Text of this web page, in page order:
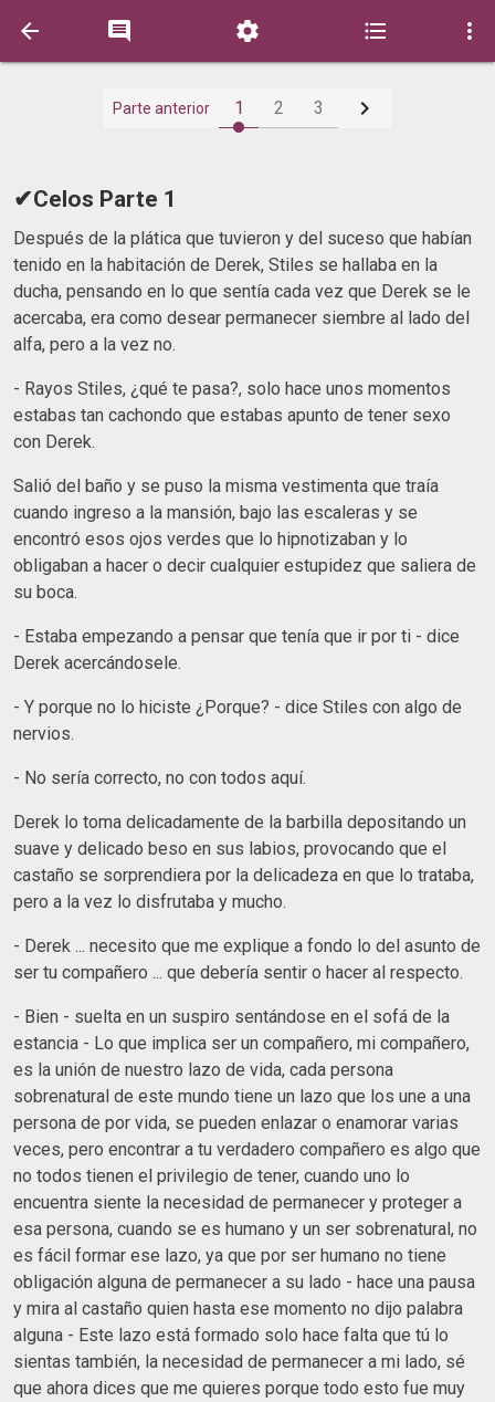
    
Parte anterior 1 2 3 
✔Celos Parte 1
Después de la plática que tuvieron y del suceso que habían
tenido en la habitación de Derek, Stiles se hallaba en la
ducha, pensando en lo que sentía cada vez que Derek se le
acercaba, era como desear permanecer siembre al lado del
alfa, pero a la vez no.
- Rayos Stiles, ¿qué te pasa?, solo hace unos momentos
estabas tan cachondo que estabas apunto de tener sexo
con Derek.
Salió del baño y se puso la misma vestimenta que traía
cuando ingreso a la mansión, bajo las escaleras y se
encontró esos ojos verdes que lo hipnotizaban y lo
obligaban a hacer o decir cualquier estupidez que saliera de
su boca.
- Estaba empezando a pensar que tenía que ir por ti - dice
Derek acercándosele.
- Y porque no lo hiciste ¿Porque? - dice Stiles con algo de
nervios.
- No sería correcto, no con todos aquí.
Derek lo toma delicadamente de la barbilla depositando un
suave y delicado beso en sus labios, provocando que el
castaño se sorprendiera por la delicadeza en que lo trataba,
pero a la vez lo disfrutaba y mucho.
- Derek ... necesito que me explique a fondo lo del asunto de
ser tu compañero ... que debería sentir o hacer al respecto.
- Bien - suelta en un suspiro sentándose en el sofá de la
estancia - Lo que implica ser un compañero, mi compañero,
es la unión de nuestro lazo de vida, cada persona
sobrenatural de este mundo tiene un lazo que los une a una
persona de por vida, se pueden enlazar o enamorar varias
veces, pero encontrar a tu verdadero compañero es algo que
no todos tienen el privilegio de tener, cuando uno lo
encuentra siente la necesidad de permanecer y proteger a
esa persona, cuando se es humano y un ser sobrenatural, no
es fácil formar ese lazo, ya que por ser humano no tiene
obligación alguna de permanecer a su lado - hace una pausa
y mira al castaño quien hasta ese momento no dijo palabra
alguna - Este lazo está formado solo hace falta que tú lo
sientas también, la necesidad de permanecer a mi lado, sé
que ahora dices que me quieres porque todo esto fue muy